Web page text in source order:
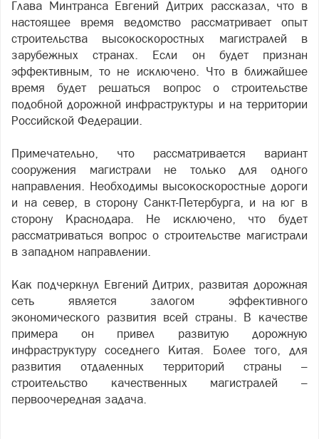
Глава Минтранса Евгений Дитрих рассказал, что в
настоящее время ведомство рассматривает опыт
строительства высокоскоростных магистралей в
зарубежных странах. Если он будет признан
эффективным, то не исключено. Что в ближайшее
время будет решаться вопрос о строительстве
подобной дорожной инфраструктуры и на территории
Российской Федерации.
Примечательно, что рассматривается вариант
сооружения магистрали не только для одного
направления. Необходимы высокоскоростные дороги
и на север, в сторону Санкт-Петербурга, и на юг в
сторону Краснодара. Не исключено, что будет
рассматриваться вопрос о строительстве магистрали
в западном направлении.
Как подчеркнул Евгений Дитрих, развитая дорожная
сеть является залогом эффективного
экономического развития всей страны. В качестве
примера он привел развитую дорожную
инфраструктуру соседнего Китая. Более того, для
развития отдаленных территорий страны –
строительство качественных магистралей –
первоочередная задача.